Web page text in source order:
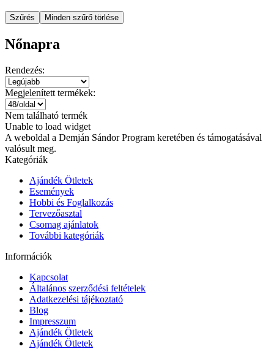
Szűrés Minden szűrő törlése
Nőnapra
Rendezés:
Megjelenített termékek:
Nem található termék
Unable to load widget
A weboldal a Demján Sándor Program keretében és támogatásával
valósult meg.
Kategóriák
Ajándék Ötletek
Események
Hobbi és Foglalkozás
Tervezőasztal
Csomag ajánlatok
További kategóriák
Információk
Kapcsolat
Általános szerződési feltételek
Adatkezelési tájékoztató
Blog
Impresszum
Ajándék Ötletek
Ajándék Ötletek